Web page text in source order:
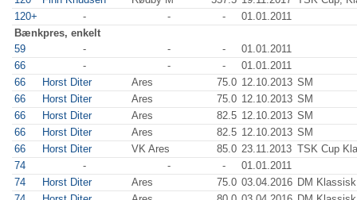
120+
- - -
01.01.2011
Bænkpres, enkelt
59
- - -
01.01.2011
66
- - -
01.01.2011
66
Horst Diter Ares 75.0 12.10.2013 SM
66
Horst Diter Ares 75.0 12.10.2013 SM
66
Horst Diter Ares 82.5 12.10.2013 SM
66
Horst Diter Ares 82.5 12.10.2013 SM
66
Horst Diter VK Ares 85.0 23.11.2013 TSK Cup
74
- - -
01.01.2011
74
Horst Diter Ares 75.0 03.04.2016 DM Klassisk